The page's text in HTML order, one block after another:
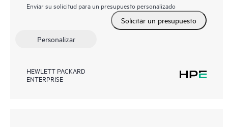
Enviar su solicitud para un presupuesto personalizado
Solicitar un presupuesto
Personalizar
HEWLETT PACKARD
ENTERPRISE